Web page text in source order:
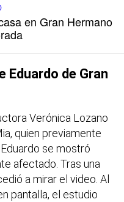
en Gran Hermano
Eduardo de Gran
Verónica Lozano
quien previamente
se mostró
afectado. Tras una
a mirar el video. Al
pantalla, el estudio